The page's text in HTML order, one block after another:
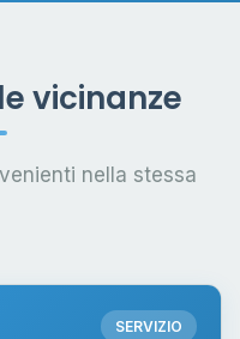
vicinanze
nella stessa
SERVIZIO